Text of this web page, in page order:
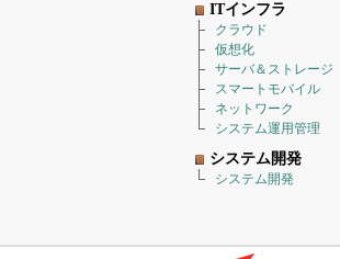
ITインフラ
クラウド
仮想化
サーバ＆ストレージ
スマートモバイル
ネットワーク
システム運用管理
システム開発
システム開発